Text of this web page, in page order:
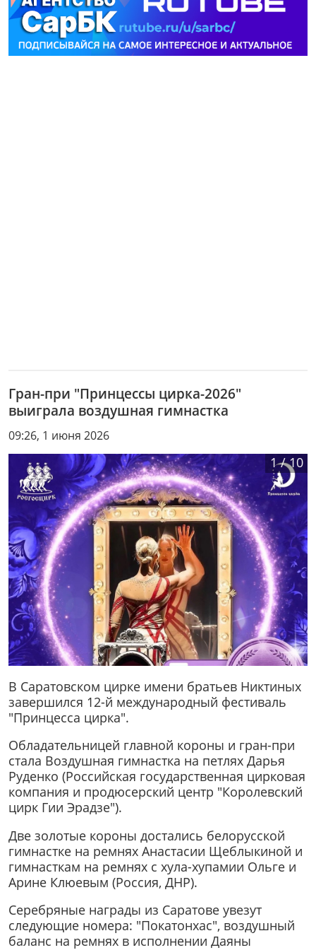
Гран-при "Принцессы цирка-2026"
выиграла воздушная гимнастка
09:26, 1 июня 2026
1 /10
В Саратовском цирке имени братьев Никтиных
завершился 12-й международный фестиваль
"Принцесса цирка".
Обладательницей главной короны и гран-при
стала Воздушная гимнастка на петлях Дарья
Руденко (Российская государственная цирковая
компания и продюсерский центр "Королевский
цирк Гии Эрадзе").
Две золотые короны достались белорусской
гимнастке на ремнях Анастасии Щеблыкиной и
гимнасткам на ремнях с хула-хупамии Ольге и
Арине Клюевым (Россия, ДНР).
Серебряные награды из Саратове увезут
следующие номера: "Покатонхас", воздушный
баланс на ремнях в исполнении Даяны